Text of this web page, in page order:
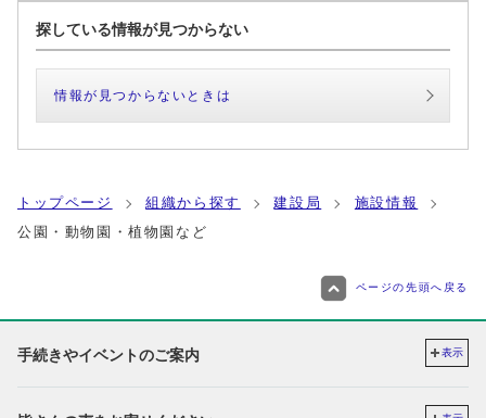
探している情報が見つからない
情報が見つからないときは
トップページ 組織から探す 建設局
施設情報
公園・動物園・植物園など
ページの先頭へ戻る
手続きやイベントのご案内 表示